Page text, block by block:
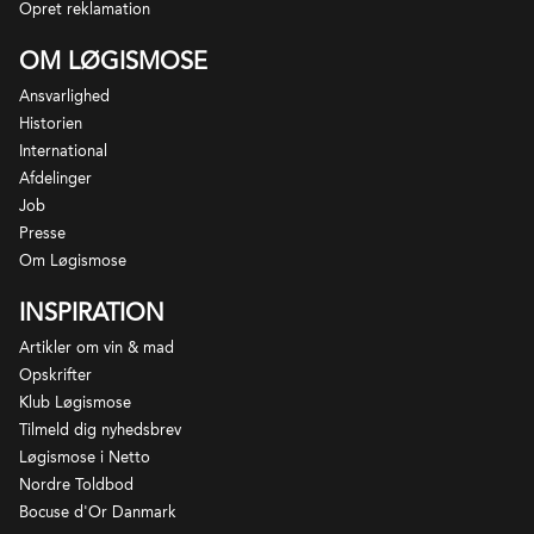
høje kvalitet i den færdige vin som Kimmeridge
Cru, Chablis Premier Cru, Chablis og Petit Chablis,
og som det er sædvane for Bourgogne, er status
afgjort af markernes beliggenhed og
jordbundsforhold. Vinene er sjældent fadlagrede
(med undtagelse af visse Grand Cru vine), og
fremstår med lettere krop og mere syre end de
hvide Bourgognevine fra Cote d'Or .
Opret reklamation
OM LØGISMOSE
Ansvarlighed
Historien
International
Afdelinger
Job
Presse
Om Løgismose
INSPIRATION
Artikler om vin & mad
Opskrifter
Klub Løgismose
Tilmeld dig nyhedsbrev
Løgismose i Netto
Nordre Toldbod
Bocuse d'Or Danmark